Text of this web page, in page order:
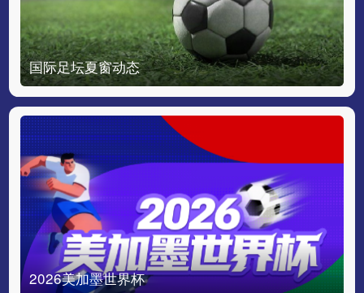
国际足坛夏窗动态
2026美加墨世界杯